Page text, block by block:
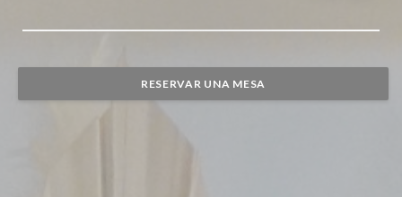
RESERVAR UNA MESA